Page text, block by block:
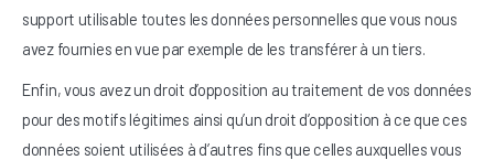
support utilisable toutes les données personnelles que vous nous
avez fournies en vue par exemple de les transférer à un tiers.
Enfin, vous avez un droit d’opposition au traitement de vos données
pour des motifs légitimes ainsi qu’un droit d’opposition à ce que ces
données soient utilisées à d’autres fins que celles auxquelles vous